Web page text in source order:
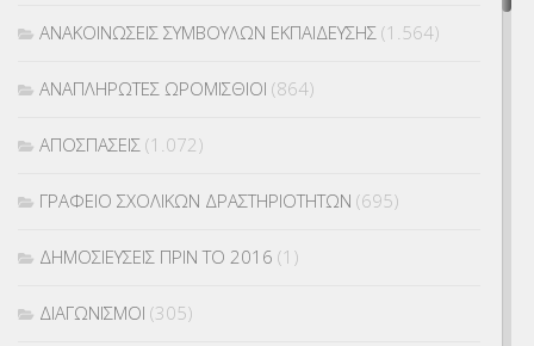
ΑΝΑΚΟΙΝΩΣΕΙΣ ΣΥΜΒΟΥΛΩΝ ΕΚΠΑΙΔΕΥΣΗΣ (1.564)
ΑΝΑΠΛΗΡΩΤΕΣ ΩΡΟΜΙΣΘΙΟΙ (864)
ΑΠΟΣΠΑΣΕΙΣ (1.072)
ΓΡΑΦΕΙΟ ΣΧΟΛΙΚΩΝ ΔΡΑΣΤΗΡΙΟΤΗΤΩΝ (695)
ΔΗΜΟΣΙΕΥΣΕΙΣ ΠΡΙΝ ΤΟ 2016 (1)
ΔΙΑΓΩΝΙΣΜΟΙ (305)